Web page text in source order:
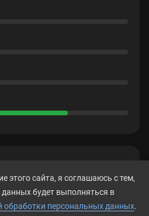
этого сайта, я соглашаюсь с тем,
будет выполняться в
обработки персональных данных.